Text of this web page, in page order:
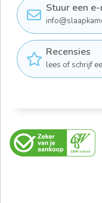
Stuur een
Recensies
lees of schrijf